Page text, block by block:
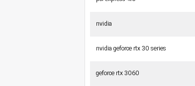
nvidia
nvidia geforce rtx 30 series
geforce rtx 3060